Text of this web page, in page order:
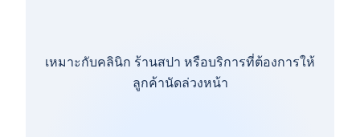
เหมาะกับคลินิก ร้านสปา หรือบริการที่ต้องการให้
ลูกค้านัดล่วงหน้า